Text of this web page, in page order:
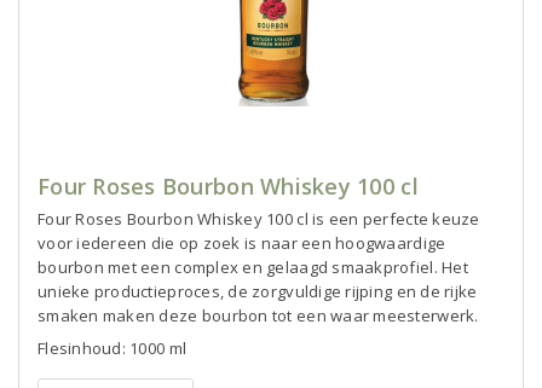
Four Roses Bourbon Whiskey 100 cl
Four Roses Bourbon Whiskey 100 cl is een perfecte keuze
voor iedereen die op zoek is naar een hoogwaardige
bourbon met een complex en gelaagd smaakprofiel. Het
unieke productieproces, de zorgvuldige rijping en de rijke
smaken maken deze bourbon tot een waar meesterwerk.
Flesinhoud: 1000 ml